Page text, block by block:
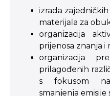
izrada
materijala za
organizacija
prijenosa znanja i
organizacija
prilagođenih
s fokusom
smanjenja